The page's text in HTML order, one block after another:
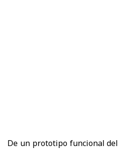
De un prototipo funcional del